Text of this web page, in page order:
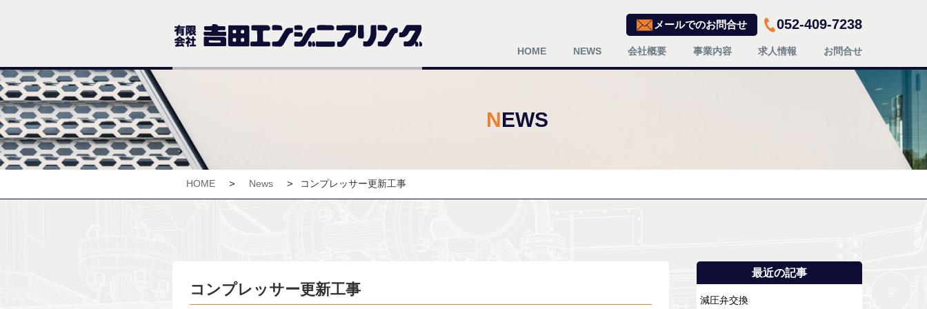
メールでのお問合せ 052-409-7238
HOME NEWS 会社概要 事業内容 求人情報 お問合せ
NEWS
HOME > News > コンプレッサー更新工事
コンプレッサー更新工事
最近の記事
減圧弁交換